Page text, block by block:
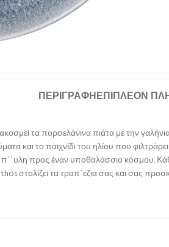
ΠΕΡΙΓΡΑΦΉΕΠΙΠΛΈΟΝ
τα πορσελάνινα πιάτα με την
και το παιχνίδι του ηλίου που
προς έναν υποθαλάσσιο κόσμου.
στολίζει τα τραπ΄εζια σας και σας